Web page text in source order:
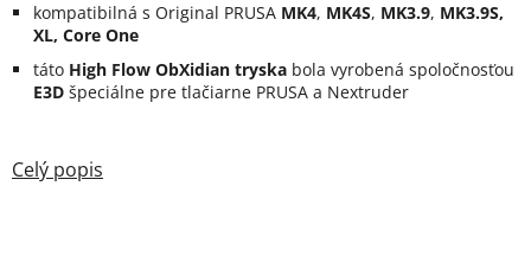
kompatibilná s Original PRUSA MK4, MK4S, MK3.9, MK3.9S,
XL, Core One
táto High Flow ObXidian tryska bola vyrobená spoločnosťou
E3D špeciálne pre tlačiarne PRUSA a Nextruder